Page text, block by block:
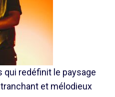
qui redéfinit le paysage
et mélodieux